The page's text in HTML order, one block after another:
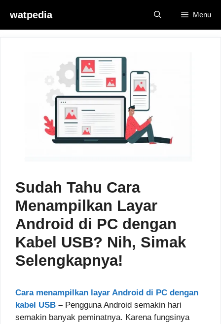
content
watpedia Menu
Sudah Tahu Cara
Menampilkan Layar
Android di PC dengan
Kabel USB? Nih, Simak
Selengkapnya!
Cara menampilkan layar Android di PC dengan
kabel USB – Pengguna Android semakin hari
semakin banyak peminatnya. Karena fungsinya